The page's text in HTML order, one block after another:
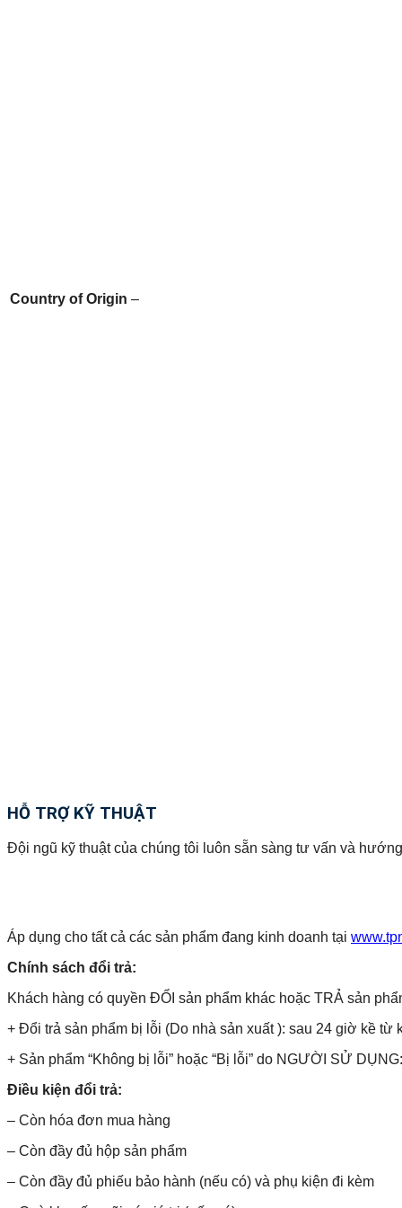
Country of Origin –
HỖ TRỢ KỸ THUẬT
Đội ngũ kỹ thuật của chúng tôi luôn sẵn sàng tư vấn và
Áp dụng cho tất cả các sản phẩm đang kinh doanh tại
Chính sách đổi trả:
Khách hàng có quyền ĐỔI sản phẩm khác hoặc TRẢ sản
+ Đổi trả sản phẩm bị lỗi (Do nhà sản xuất ): sau 24 giờ kề từ
+ Sản phẩm “Không bị lỗi” hoặc “Bị lỗi” do NGƯỜI SỬ
Điều kiện đổi trả:
– Còn hóa đơn mua hàng
– Còn đầy đủ hộp sản phẩm
– Còn đầy đủ phiếu bảo hành (nếu có) và phụ kiện đi kèm